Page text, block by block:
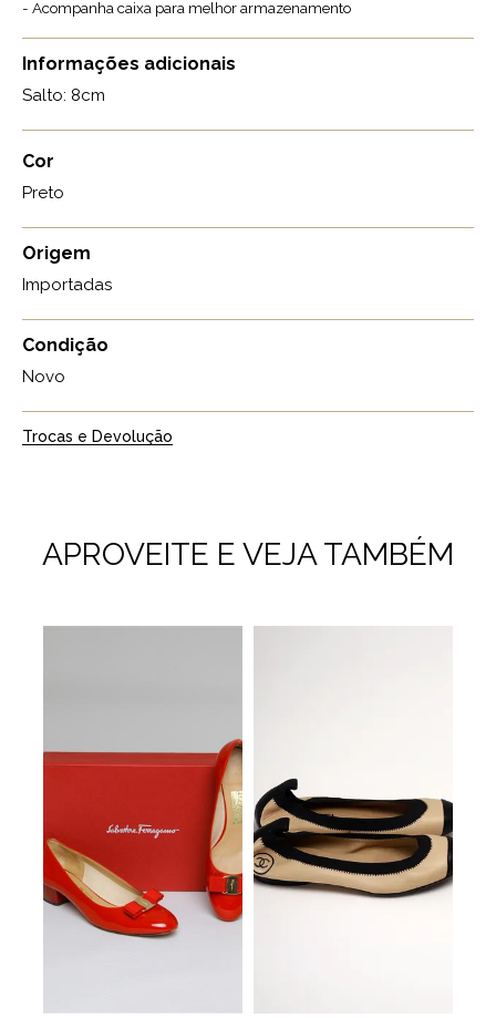
- Acompanha caixa para melhor armazenamento
Informações adicionais
Salto: 8cm
Cor
Preto
Origem
Importadas
Condição
Novo
Trocas e Devolução
APROVEITE E VEJA TAMBÉM